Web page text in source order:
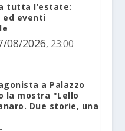
tutta l’estate:
ed eventi
08/2026, 23:00
a Palazzo
la mostra "Lello
Due storie, una